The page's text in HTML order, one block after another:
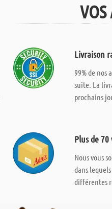
VOS
Livraison
99% de nos
suite. La
prochains
Plus de
Nous vous
dans
différentes